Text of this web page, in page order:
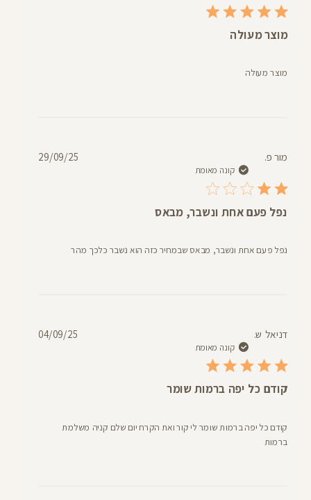
מוצר מעולה
מוצר מעולה
מור פ.
קונה מאומת
נפל פעם אחת ונשבר, מבאס
נפל פעם אחת ונשבר, מבאס שבמחיר כזה הוא נשבר כלכך מהר
29/09/25
דניאל ש.
קונה מאומת
קודם כל יפה ברמות שומר
קודם כל יפה ברמות שומר לי קור ואת הקרח יום שלם קניה משלמת
ברמות
תאריך04/09/25